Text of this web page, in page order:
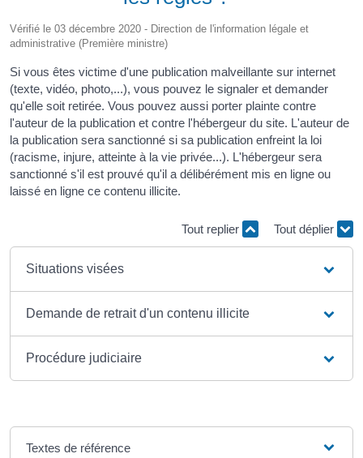
Vérifié le 03 décembre 2020 - Direction de l'information légale et
administrative (Première ministre)
Si vous êtes victime d'une publication malveillante sur internet
(texte, vidéo, photo,...), vous pouvez le signaler et demander
qu'elle soit retirée. Vous pouvez aussi porter plainte contre
l'auteur de la publication et contre l'hébergeur du site. L'auteur de
la publication sera sanctionné si sa publication enfreint la loi
(racisme, injure, atteinte à la vie privée...). L'hébergeur sera
sanctionné s'il est prouvé qu'il a délibérément mis en ligne ou
laissé en ligne ce contenu illicite.
Tout replier Tout déplier
Situations visées
Demande de retrait d'un contenu illicite
Procédure judiciaire
Textes de référence